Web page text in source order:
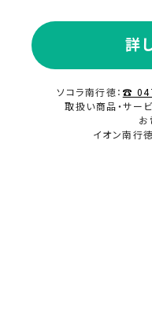
詳
ソコラ南行徳： ☎
取扱い商品・サー
お
イオン南行徳